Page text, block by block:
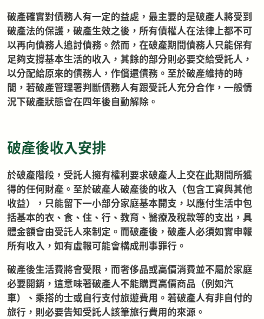
破產確實對債務人有一定的益處，最主要的是破產人將受到
破產法的保護，破產生效之後，所有債權人在法律上都不可
以再向債務人追討債務。然而，在破產期間債務人只能保有
足夠支撐基本生活的收入，其餘的部分則必要交給受託人，
以分配給原來的債務人，作償還債務。至於破產維持的時
間，若破產管理署判斷債務人有跟受託人充分合作，一般情
況下破產狀態會在四年後自動解除。
破產後收入安排
於破產階段，受託人擁有權利要求破產人上交在此期間所獲
得的任何財產。至於破產人破產後的收入（包含工資與其他
收益），只能留下一小部分家庭基本開支，以應付生活中包
括基本的衣、食、住、行、教育、醫療及稅款等的支出，具
體金額會由受託人來制定。而破產後，破產人必須如實申報
所有收入，如有虛報可能會構成刑事罪行。
破產後生活費將會受限，而奢侈品或高價消費並不屬於家庭
必要開銷，這意味著破產人不能購買高價商品（例如汽
車）、乘搭的士或自行支付旅遊費用。若破產人有非自付的
旅行，則必要告知受託人該筆旅行費用的來源。